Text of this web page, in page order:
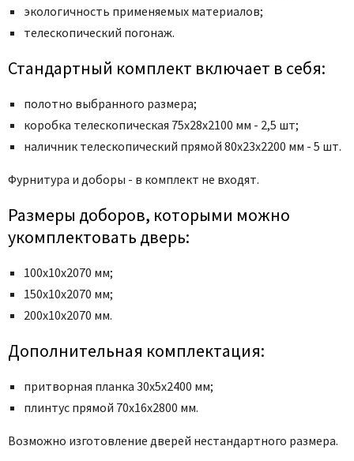
Philips
Porta Di Parma
Porte Vista
Poseidon
Profil Doors
Protector
Tupai
Uberture
Valcomp
Venezia Unique
Viporte
экологичность применяемых материалов;
телескопический погонаж.
Стандартный комплект включает в себя:
полотно выбранного размера;
коробка телескопическая 75x28x2100 мм - 2,5 шт;
наличник телескопический прямой 80x23x2200 мм - 5 шт.
Фурнитура и доборы - в комплект не входят.
Размеры доборов, которыми можно
укомплектовать дверь:
100х10х2070 мм;
150х10х2070 мм;
200х10х2070 мм.
Дополнительная комплектация:
притворная планка 30x5x2400 мм;
плинтус прямой 70х16х2800 мм.
Возможно изготовление дверей нестандартного размера.